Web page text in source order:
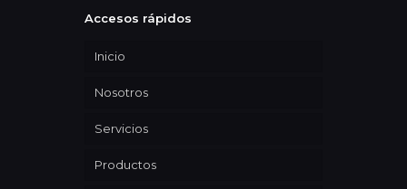
Accesos rápidos
Inicio
Nosotros
Servicios
Productos